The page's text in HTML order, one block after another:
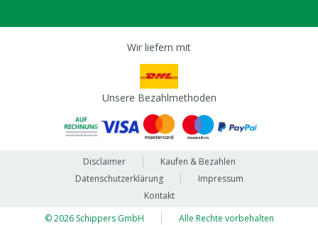
Wir liefern mit
Unsere Bezahlmethoden
Disclaimer
Kaufen & Bezahlen
Datenschutzerklärung
Impressum
Kontakt
© 2026 Schippers GmbH
Alle Rechte vorbehalten